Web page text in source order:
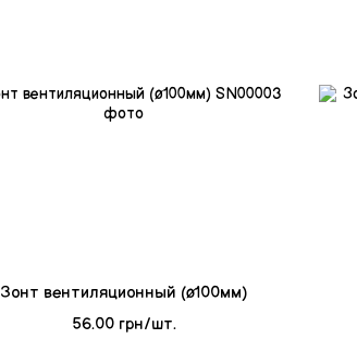
Зонт вентиляционный (ø100мм)
56.00 грн/шт.